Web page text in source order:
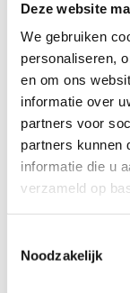
Deze website
We gebruiken
personaliseren,
en om ons
informatie over
partners voor
partners kunnen
informatie die u
verzameld op
Noodzakelijk
TECHNISCHE
makkelijk
BEWEGWIJZERING
slecht
TIP:ontbrekende
Routemeldpunt